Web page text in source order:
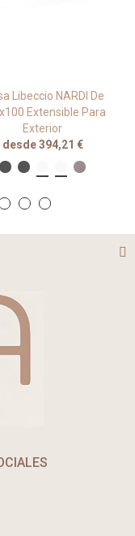
Libeccio NARDI De
Extensible Para
Exterior
desde 394,21 €